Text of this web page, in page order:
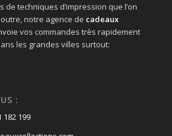
techniques d’impression que l’on
notre agence de cadeaux
vos commandes très rapidement
les grandes villes surtout:
:
182 199